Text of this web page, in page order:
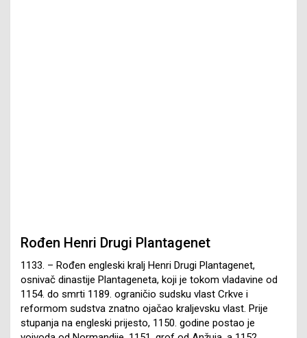
Rođen Henri Drugi Plantagenet
1133. – Rođen engleski kralj Henri Drugi Plantagenet,
osnivač dinastije Plantageneta, koji je tokom vladavine od
1154. do smrti 1189. ograničio sudsku vlast Crkve i
reformom sudstva znatno ojačao kraljevsku vlast. Prije
stupanja na engleski prijesto, 1150. godine postao je